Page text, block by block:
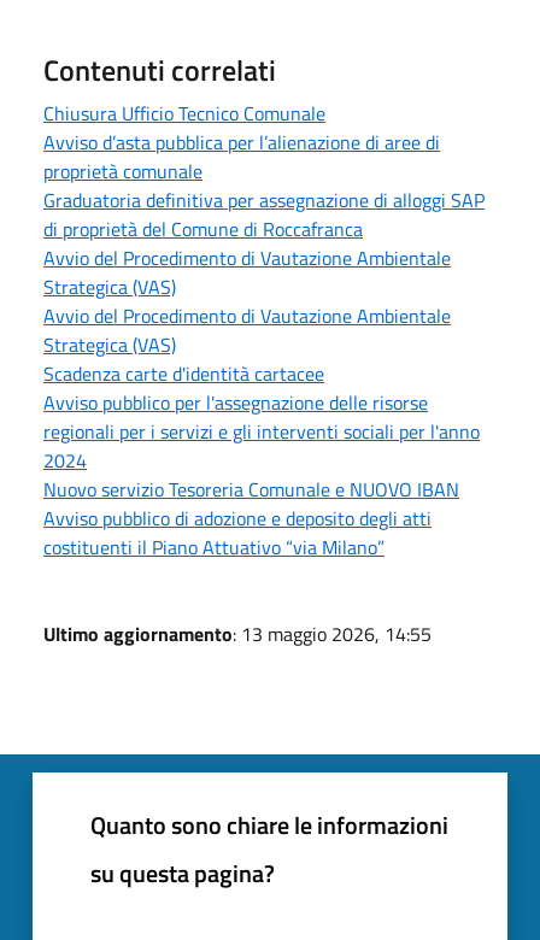
Contenuti correlati
Chiusura Ufficio Tecnico Comunale
Avviso d’asta pubblica per l’alienazione di aree di
proprietà comunale
Graduatoria definitiva per assegnazione di alloggi SAP
di proprietà del Comune di Roccafranca
Avvio del Procedimento di Vautazione Ambientale
Strategica (VAS)
Avvio del Procedimento di Vautazione Ambientale
Strategica (VAS)
Scadenza carte d'identità cartacee
Avviso pubblico per l'assegnazione delle risorse
regionali per i servizi e gli interventi sociali per l'anno
2024
Nuovo servizio Tesoreria Comunale e NUOVO IBAN
Avviso pubblico di adozione e deposito degli atti
costituenti il Piano Attuativo “via Milano”
Ultimo aggiornamento: 13 maggio 2026, 14:55
Quanto sono chiare le informazioni
su questa pagina?